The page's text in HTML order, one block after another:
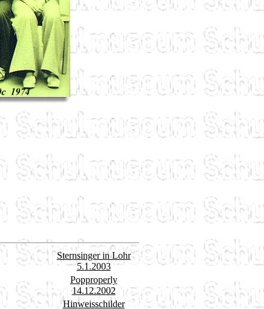
Sternsinger in Lohr
5.1.2003
Popproperly
14.12.2002
Hinweisschilder